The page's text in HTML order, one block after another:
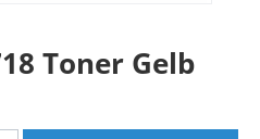
Toner Gelb